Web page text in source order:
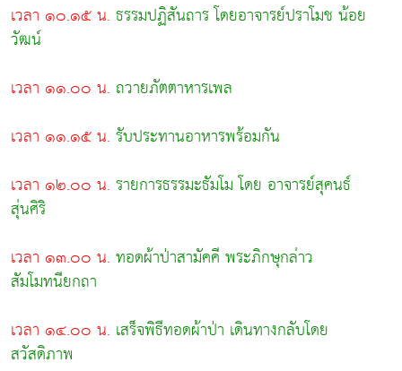
เวลา ๑๐.๑๕ น. ธรรมปฏิสันถาร โดยอาจารย์ปราโมช น้อย
วัฒน์
เวลา ๑๑.๐๐ น. ถวายภัตตาหารเพล
เวลา ๑๑.๑๕ น. รับประทานอาหารพร้อมกัน
เวลา ๑๒.๐๐ น. รายการธรรมะธัมโม โดย อาจารย์สุคนธ์
สุ่นศิริ
เวลา ๑๓.๐๐ น. ทอดผ้าป่าสามัคคี พระภิกษุกล่าว
สัมโมทนียกถา
เวลา ๑๔.๐๐ น. เสร็จพิธีทอดผ้าป่า เดินทางกลับโดย
สวัสดิภาพ